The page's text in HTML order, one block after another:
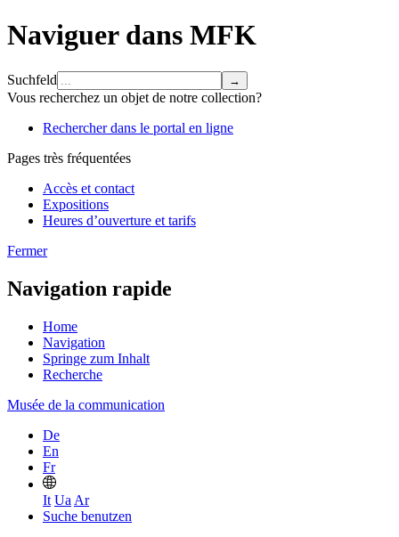
Naviguer dans MFK
Suchfeld
Vous recherchez un objet de notre collection?
Rechercher dans le portal en ligne
Pages très fréquentées
Accès et contact
Expositions
Heures d’ouverture et tarifs
Fermer
Navigation rapide
Home
Navigation
Springe zum Inhalt
Recherche
Musée de la communication
De
En
Fr
It Ua Ar
Suche benutzen